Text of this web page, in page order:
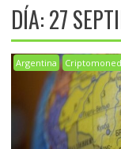
DÍA:27
Argentina